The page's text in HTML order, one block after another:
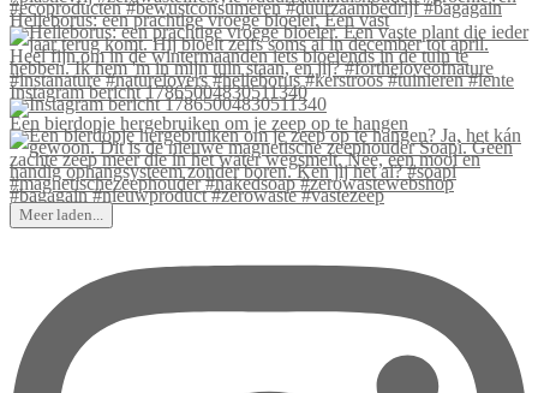
Helleborus: een prachtige vroege bloeier. Een vast
Instagram bericht 17865004830511340
Een bierdopje hergebruiken om je zeep op te hangen
Meer laden...